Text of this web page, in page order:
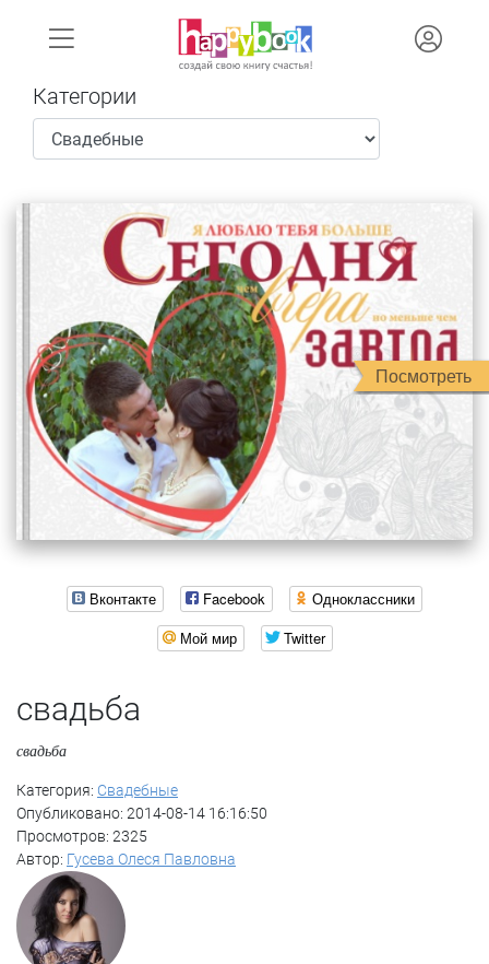
Категории
Посмотреть
Вконтакте Facebook
Одноклассники
Мой мир
Twitter
свадьба
свадьба
Категория: Свадебные
Опубликовано: 2014-08-14 16:16:50
Просмотров: 2325
Автор: Гусева Олеся Павловна